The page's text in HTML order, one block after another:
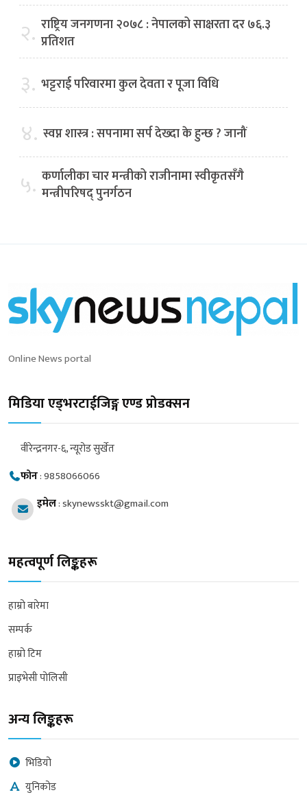
२. राष्ट्रिय जनगणना २०७८ : नेपालको साक्षरता दर ७६.३
प्रतिशत
३. भट्टराई परिवारमा कुल देवता र पूजा विधि
४. स्वप्न शास्त्र : सपनामा सर्प देख्दा के हुन्छ ? जानौं
५. कर्णालीका चार मन्त्रीको राजीनामा स्वीकृतसँगै
मन्त्रीपरिषद् पुनर्गठन
Online News portal
मिडिया एड्भरटाईजिङ्ग एण्ड प्रोडक्सन
वीरेन्द्रनगर-६, न्यूरोड सुर्खेत
फोन:9858066066
इमेल:skynewsskt@gmail.com
महत्वपूर्ण लिङ्कहरू
हाम्रो बारेमा
सम्पर्क
हाम्रो टिम
प्राइभेसी पोलिसी
अन्य लिङ्कहरू
भिडियो
युनिकोड